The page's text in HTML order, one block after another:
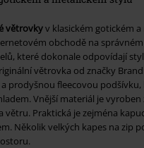
větrovkyv klasickém gotickém
obchodě na
které dokonale odpovídají
větrovka od značky
prodyšnou fleecovou podšívku,
Vnější materiál je vyroben
Praktická je zejména
Několik velkých kapes na zip